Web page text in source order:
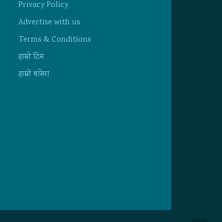
Privacy Policy
Advertise with us
Terms & Conditions
हाम्राे टिम
हाम्राे बारेमा